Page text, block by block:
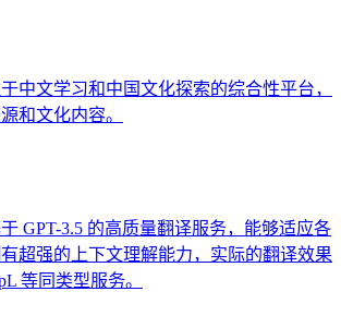
中文学习和中国文化探索的综合性平台，
和文化内容。
GPT-3.5 的高质量翻译服务，能够适应各
超强的上下文理解能力，实际的翻译效果
等同类型服务。